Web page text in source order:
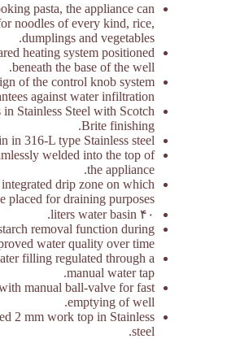
pasta, the appliance can
noodles of every kind, rice,
dumplings and vegetables.
heating system positioned
beneath the base of the well.
of the control knob system
against water infiltration.
Stainless Steel with Scotch
Brite finishing.
in 316-L type Stainless steel.
welded into the top of
the appliance.
drip zone on which
placed for draining purposes.
۴۰ liters water basin.
removal function during
water quality over time.
filling regulated through a
manual water tap.
manual ball-valve for fast
emptying of well.
2 mm work top in Stainless
steel.